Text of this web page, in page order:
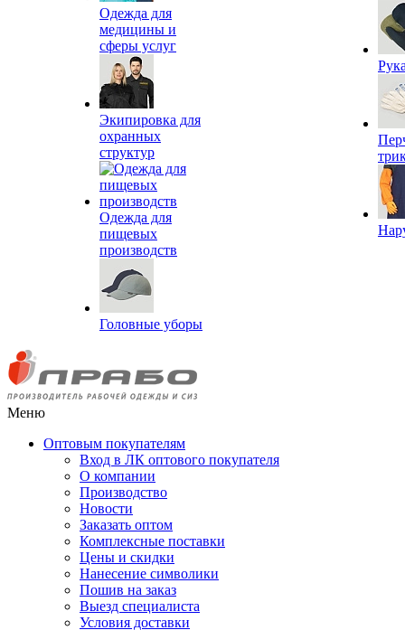
Одежда для
медицины и
сферы услуг
Экипировка для
охранных
структур
Одежда для
пищевых
производств
Головные уборы
Меню
Оптовым покупателям
Вход в ЛК оптового покупателя
О компании
Производство
Новости
Заказать оптом
Комплексные поставки
Цены и скидки
Нанесение символики
Пошив на заказ
Выезд специалиста
Условия доставки